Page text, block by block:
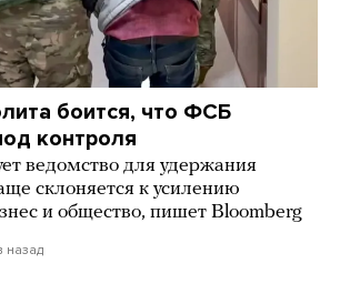
боится, что ФСБ
контроля
ведомство для удержания
склоняется к усилению
и общество, пишет Bloomberg
назад